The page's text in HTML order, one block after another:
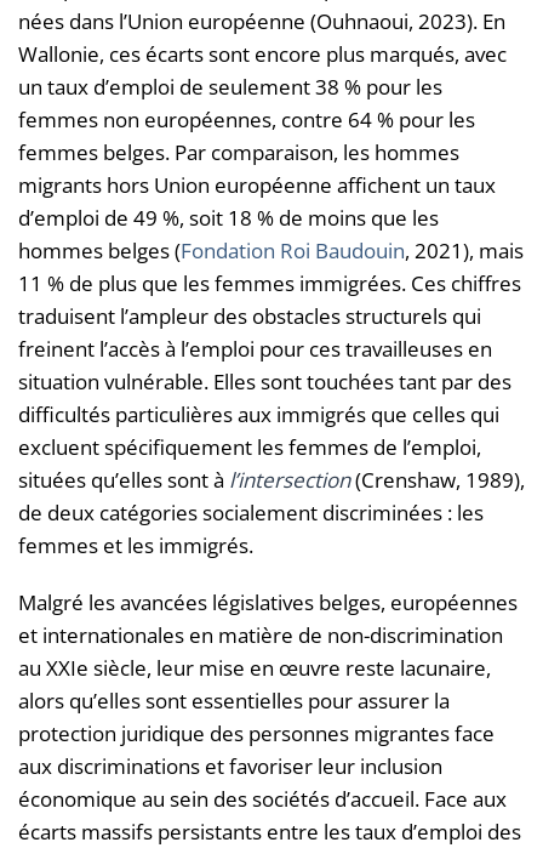
nées dans l’Union européenne (Ouhnaoui, 2023). En
Wallonie, ces écarts sont encore plus marqués, avec
un taux d’emploi de seulement 38 % pour les
femmes non européennes, contre 64 % pour les
femmes belges. Par comparaison, les hommes
migrants hors Union européenne affichent un taux
d’emploi de 49 %, soit 18 % de moins que les
hommes belges (Fondation Roi Baudouin, 2021), mais
11 % de plus que les femmes immigrées. Ces chiffres
traduisent l’ampleur des obstacles structurels qui
freinent l’accès à l’emploi pour ces travailleuses en
situation vulnérable. Elles sont touchées tant par des
difficultés particulières aux immigrés que celles qui
excluent spécifiquement les femmes de l’emploi,
situées qu’elles sont à l’intersection(Crenshaw, 1989),
de deux catégories socialement discriminées : les
femmes et les immigrés.
Malgré les avancées législatives belges, européennes
et internationales en matière de non-discrimination
au XXIe siècle, leur mise en œuvre reste lacunaire,
alors qu’elles sont essentielles pour assurer la
protection juridique des personnes migrantes face
aux discriminations et favoriser leur inclusion
économique au sein des sociétés d’accueil. Face aux
écarts massifs persistants entre les taux d’emploi des